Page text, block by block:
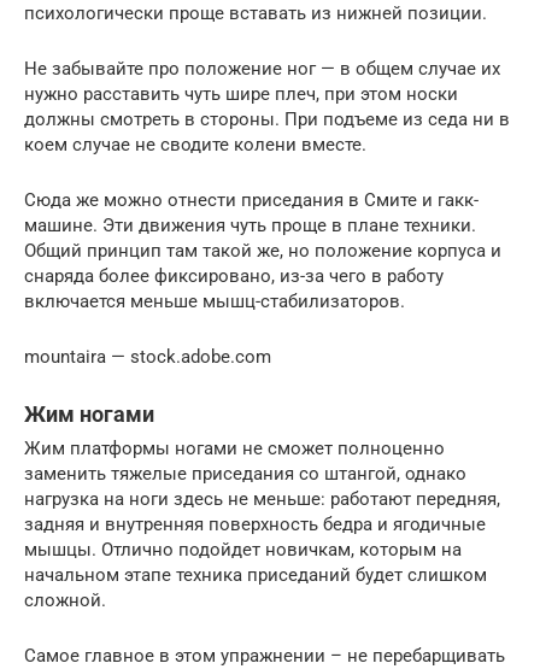
психологически проще вставать из нижней позиции.
Не забывайте про положение ног — в общем случае их
нужно расставить чуть шире плеч, при этом носки
должны смотреть в стороны. При подъеме из седа ни в
коем случае не сводите колени вместе.
Сюда же можно отнести приседания в Смите и гакк-
машине. Эти движения чуть проще в плане техники.
Общий принцип там такой же, но положение корпуса и
снаряда более фиксировано, из-за чего в работу
включается меньше мышц-стабилизаторов.
mountaira — stock.adobe.com
Жим ногами
Жим платформы ногами не сможет полноценно
заменить тяжелые приседания со штангой, однако
нагрузка на ноги здесь не меньше: работают передняя,
задняя и внутренняя поверхность бедра и ягодичные
мышцы. Отлично подойдет новичкам, которым на
начальном этапе техника приседаний будет слишком
сложной.
Самое главное в этом упражнении – не перебарщивать